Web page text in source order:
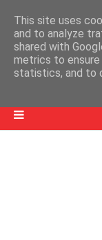
This site uses
and to analyze
shared with
metrics to
statistics, and to